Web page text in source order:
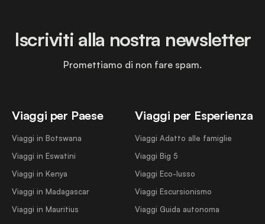
Viaggi per Paese
Viaggi in Botswana
Viaggi in Eswatini
Viaggi in Kenya
Viaggi in Madagascar
Viaggi in Mauritius
Viaggi per Esperienza
Viaggi Adatto alle famiglie
Viaggi Big 5
Viaggi Eco-lusso
Viaggi Escursionismo
Viaggi Guida autonoma
Iscriviti alla nostra newsletter
Promettiamo di non fare spam.